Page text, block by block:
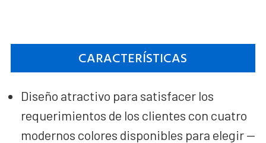
CARACTERÍSTICAS
Diseño atractivo para satisfacer los
requerimientos de los clientes con cuatro
modernos colores disponibles para elegir —